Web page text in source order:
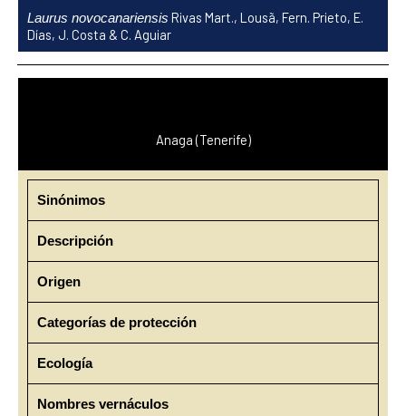
contenido
Laurus novocanariensis Rivas Mart., Lousã, Fern. Prieto, E.
Días, J. Costa & C. Aguiar
Anaga (Tenerife)
Sinónimos
Descripción
Origen
Categorías de protección
Ecología
Nombres vernáculos